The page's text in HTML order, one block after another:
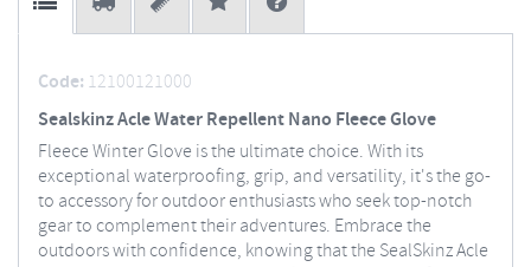
Code: 12100121000
Sealskinz Acle Water Repellent Nano Fleece Glove
Fleece Winter Glove is the ultimate choice. With its
exceptional waterproofing, grip, and versatility, it's the go-
to accessory for outdoor enthusiasts who seek top-notch
gear to complement their adventures. Embrace the
outdoors with confidence, knowing that the SealSkinz Acle